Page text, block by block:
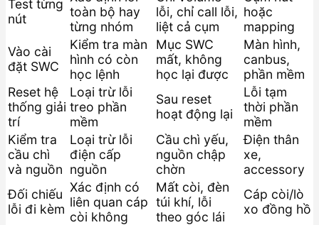
Test từng
nút
toàn bộ hay
từng nhóm
lỗi, chỉ call lỗi,
liệt cả cụm
hoặc
mapping
Vào cài
đặt SWC
Kiểm tra màn
hình có còn
học lệnh
Mục SWC
mất, không
học lại được
Màn hình,
canbus,
phần mềm
Reset hệ
thống giải
trí
Loại trừ lỗi
treo phần
mềm
Sau reset
hoạt động lại
Lỗi tạm
thời phần
mềm
Kiểm tra
cầu chì
và nguồn
Loại trừ lỗi
điện cấp
nguồn
Cầu chì yếu,
nguồn chập
chờn
Điện thân
xe,
accessory
Đối chiếu
lỗi đi kèm
Xác định có
liên quan cáp
còi không
Mất còi, đèn
túi khí, lỗi
theo góc lái
Cáp còi/lò
xo đồng hồ